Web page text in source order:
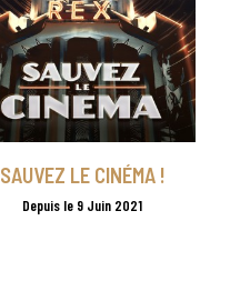
SAUVEZ LE CINÉMA !
Depuis le 9 Juin 2021